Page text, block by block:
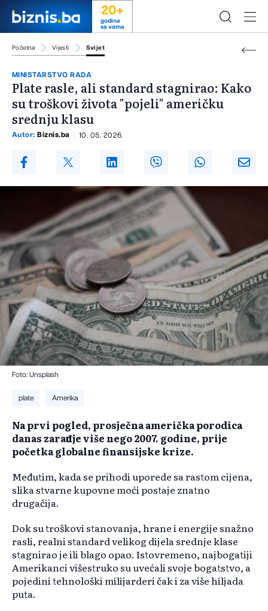
20+
godina
sa vama
Početna Vijesti Svijet
MINISTARSTVO RADA
Plate rasle, ali standard stagnirao: Kako
su troškovi života "pojeli" američku
srednju klasu
Autor: Biznis.ba 10. 05. 2026.
Foto: Unsplash
plate Amerika
Na prvi pogled, prosječna američka porodica
danas zarađuje više nego 2007. godine, prije
početka globalne finansijske krize.
Međutim, kada se prihodi uporede sa rastom cijena,
slika stvarne kupovne moći postaje znatno
drugačija.
Dok su troškovi stanovanja, hrane i energije snažno
rasli, realni standard velikog dijela srednje klase
stagnirao je ili blago opao. Istovremeno, najbogatiji
Amerikanci višestruko su uvećali svoje bogatstvo, a
pojedini tehnološki milijarderi čak i za više hiljada
puta.